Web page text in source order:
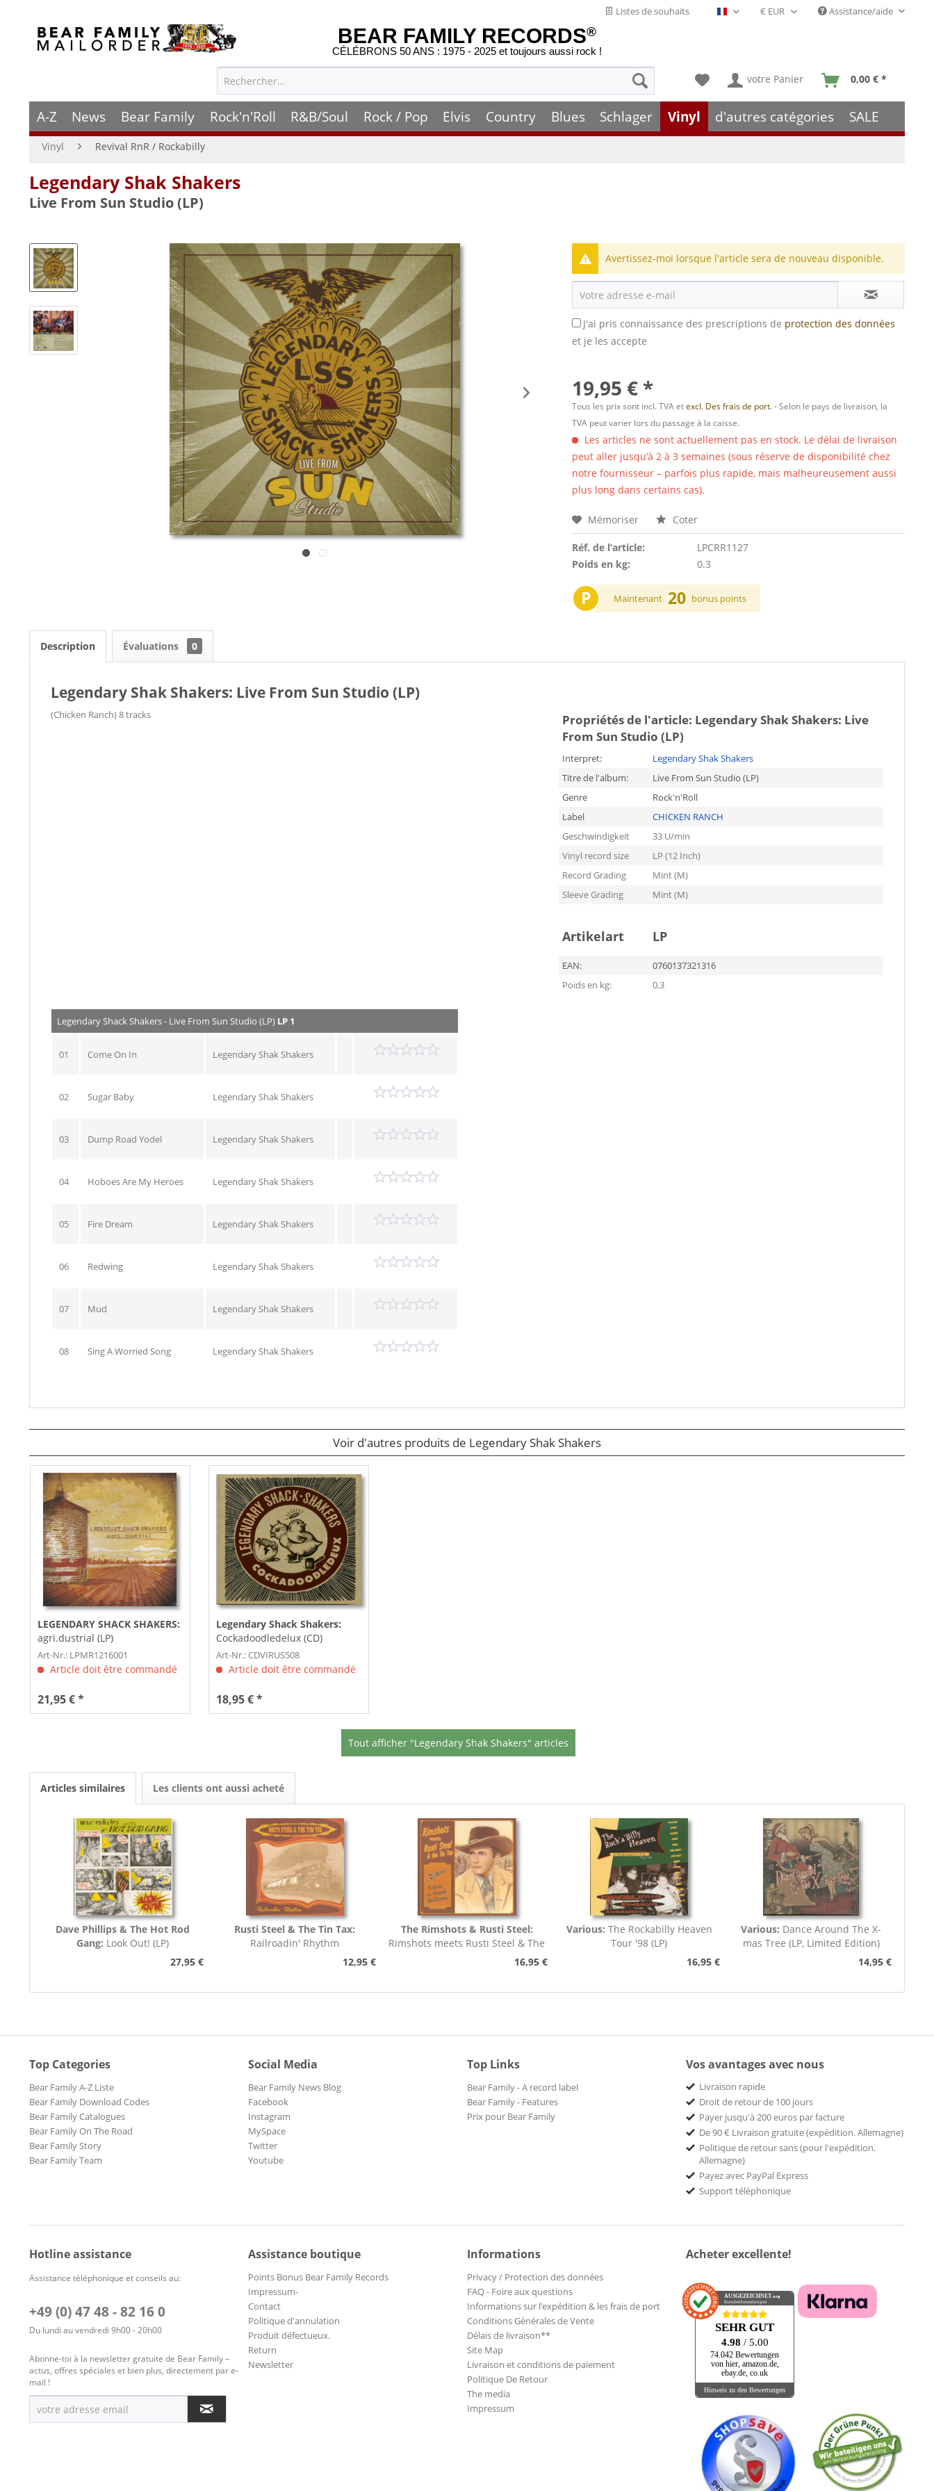
Listes de souhaits Français- FR Assistance/aide
BEAR FAMILY RECORDS®
CÉLÉBRONS 50 ANS : 1975 - 2025 et toujours aussi rock !
votre Panier 0,00 € *
A-Z News Bear Family Rock'n'Roll R&B/Soul Rock / Pop Elvis Country Blues Schlager Vinyl d'autres catégories SALE
Vinyl Revival RnR / Rockabilly
Legendary Shak Shakers
Live From Sun Studio (LP)
Avertissez-moi lorsque l'article sera de nouveau disponible.
J'ai pris connaissance des prescriptions de protection des données
et je les accepte
19,95 € *
Tous les prix sont incl. TVA etexcl. Des frais de port.- Selon le pays de livraison, la
TVA peut varier lors du passage à la caisse.
Les articles ne sont actuellement pas en stock. Le délai de livraison
peut aller jusqu’à 2 à 3 semaines (sous réserve de disponibilité chez
notre fournisseur – parfois plus rapide, mais malheureusement aussi
plus long dans certains cas).
Mémoriser Coter
Réf. de l’article:
LPCRR1127
Poids en kg:
0.3
P Maintenant 20 bonus points
Description Évaluations 0
Legendary Shak Shakers: Live From Sun Studio (LP)
(Chicken Ranch) 8 tracks Propriétés de l'article: Legendary Shak Shakers: Live
From Sun Studio (LP)
Interpret:
Legendary Shak Shakers
Titre de l'album:
Live From Sun Studio (LP)
Genre
Rock'n'Roll
Label
CHICKEN RANCH
Geschwindigkeit
33 U/min
Vinyl record size
LP (12 Inch)
Record Grading
Mint (M)
Sleeve Grading
Mint (M)
Artikelart LP
EAN:
0760137321316
Poids en kg:
0.3
Legendary Shack Shakers - Live From Sun Studio (LP) LP 1
01 Come On In Legendary Shak Shakers
02 Sugar Baby Legendary Shak Shakers
03 Dump Road Yodel Legendary Shak Shakers
04 Hoboes Are My Heroes Legendary Shak Shakers
05 Fire Dream Legendary Shak Shakers
06 Redwing Legendary Shak Shakers
07 Mud Legendary Shak Shakers
08 Sing A Worried Song Legendary Shak Shakers
Voir d'autres produits de Legendary Shak Shakers
LEGENDARY SHACK SHAKERS:
agri.dustrial (LP)
Art-Nr.: LPMR1216001
Article doit être commandé
21,95 € *
Legendary Shack Shakers:
Cockadoodledelux (CD)
Art-Nr.: CDVIRUS508
Article doit être commandé
18,95 € *
Tout afficher "Legendary Shak Shakers" articles
Articles similaires Les clients ont aussi acheté
Dave Phillips & The Hot Rod
Gang: Look Out! (LP)
27,95 €
Rusti Steel & The Tin Tax:
Railroadin' Rhythm
12,95 €
The Rimshots & Rusti Steel:
Rimshots meets Rusti Steel & The
16,95 €
Various: The Rockabilly Heaven
Tour '98 (LP)
16,95 €
Various: Dance Around The X-
mas Tree (LP, Limited Edition)
14,95 €
Top Categories
Bear Family A-Z Liste
Bear Family Download Codes
Bear Family Catalogues
Bear Family On The Road
Bear Family Story
Bear Family Team
Social Media
Bear Family News Blog
Facebook
Instagram
MySpace
Twitter
Youtube
Top Links
Bear Family - A record label
Bear Family - Features
Prix pour Bear Family
Vos avantages avec nous
Livraison rapide
Droit de retour de 100 jours
Payer jusqu'à 200 euros par facture
De 90 € Livraison gratuite (expédition. Allemagne)
Politique de retour sans (pour l'expédition.
Allemagne)
Payez avec PayPal Express
Support téléphonique
Hotline assistance
Assistance téléphonique et conseils au:
+49 (0) 47 48 - 82 16 0
Du lundi au vendredi 9h00 - 20h00
Abonne-toi à la newsletter gratuite de Bear Family –
actus, offres spéciales et bien plus, directement par e-
mail !
Assistance boutique
Points Bonus Bear Family Records
Impressum-
Contact
Politique d'annulation
Produit défectueux.
Return
Newsletter
Informations
Privacy / Protection des données
FAQ - Foire aux questions
Informations sur l’expédition & les frais de port
Conditions Générales de Vente
Délais de livraison**
Site Map
Livraison et conditions de paiement
Politique De Retour
The media
Impressum
Acheter excellente!
AUSGEZEICHNET .org
Kundenbewertungen
SEHR GUT
4.98 / 5.00
74.042 Bewertungen
von hier, amazon.de,
ebay.de, co.uk
Hinweis zu den Bewertungen